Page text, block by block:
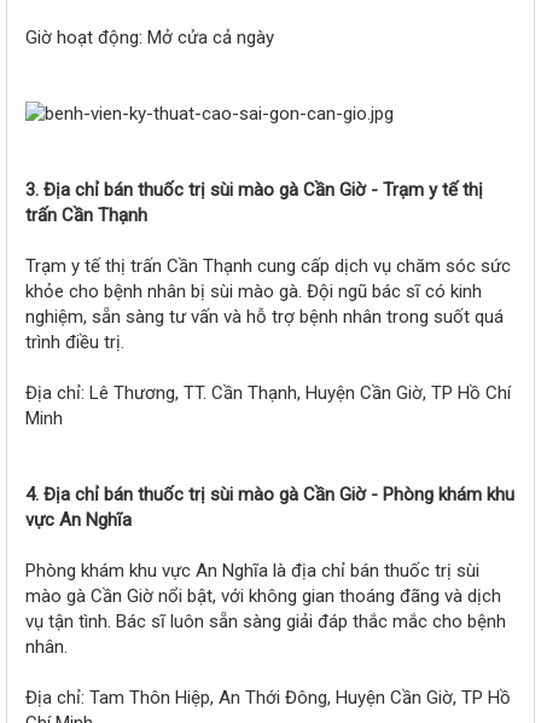
Giờ hoạt động: Mở cửa cả ngày
3. Địa chỉ bán thuốc trị sùi mào gà Cần Giờ - Trạm y tế thị
trấn Cần Thạnh
Trạm y tế thị trấn Cần Thạnh cung cấp dịch vụ chăm sóc sức
khỏe cho bệnh nhân bị sùi mào gà. Đội ngũ bác sĩ có kinh
nghiệm, sẵn sàng tư vấn và hỗ trợ bệnh nhân trong suốt quá
trình điều trị.
Địa chỉ: Lê Thương, TT. Cần Thạnh, Huyện Cần Giờ, TP Hồ Chí
Minh
4. Địa chỉ bán thuốc trị sùi mào gà Cần Giờ - Phòng khám khu
vực An Nghĩa
Phòng khám khu vực An Nghĩa là địa chỉ bán thuốc trị sùi
mào gà Cần Giờ nổi bật, với không gian thoáng đãng và dịch
vụ tận tình. Bác sĩ luôn sẵn sàng giải đáp thắc mắc cho bệnh
nhân.
Địa chỉ: Tam Thôn Hiệp, An Thới Đông, Huyện Cần Giờ, TP Hồ